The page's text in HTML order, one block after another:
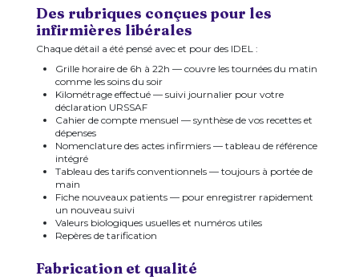
Des rubriques conçues pour les
infirmières libérales
Chaque détail a été pensé avec et pour des IDEL :
Grille horaire de 6h à 22h — couvre les tournées du matin
comme les soins du soir
Kilométrage effectué — suivi journalier pour votre
déclaration URSSAF
Cahier de compte mensuel — synthèse de vos recettes et
dépenses
Nomenclature des actes infirmiers — tableau de référence
intégré
Tableau des tarifs conventionnels — toujours à portée de
main
Fiche nouveaux patients — pour enregistrer rapidement
un nouveau suivi
Valeurs biologiques usuelles et numéros utiles
Repères de tarification
Fabrication et qualité